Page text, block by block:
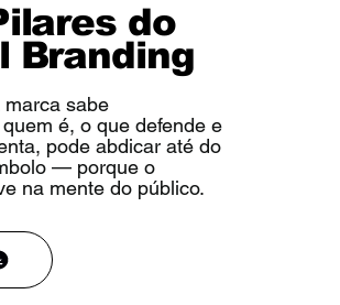
do
Branding
sabe
é, o que defende e
pode abdicar até do
— porque o
na mente do público.